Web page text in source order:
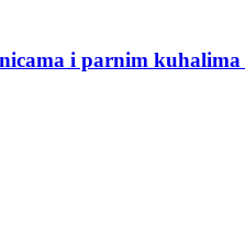
i parnim kuhalima